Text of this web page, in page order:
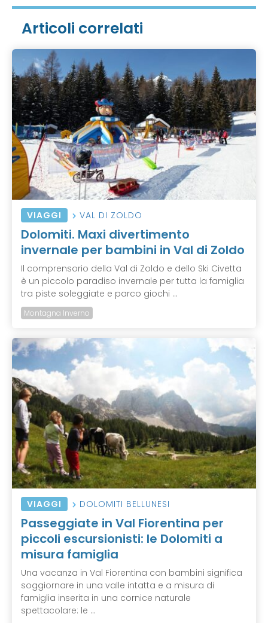
Articoli correlati
VIAGGI VAL DI ZOLDO
Dolomiti. Maxi divertimento
invernale per bambini in Val di Zoldo
Il comprensorio della Val di Zoldo e dello Ski Civetta
è un piccolo paradiso invernale per tutta la famiglia
tra piste soleggiate e parco giochi ...
Montagna Inverno
VIAGGI DOLOMITI BELLUNESI
Passeggiate in Val Fiorentina per
piccoli escursionisti: le Dolomiti a
misura famiglia
Una vacanza in Val Fiorentina con bambini significa
soggiornare in una valle intatta e a misura di
famiglia inserita in una cornice naturale
spettacolare: le ...